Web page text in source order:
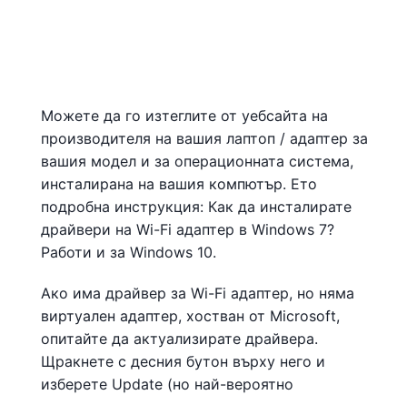
Можете да го изтеглите от уебсайта на
производителя на вашия лаптоп / адаптер за
вашия модел и за операционната система,
инсталирана на вашия компютър. Ето
подробна инструкция: Как да инсталирате
драйвери на Wi-Fi адаптер в Windows 7?
Работи и за Windows 10.
Ако има драйвер за Wi-Fi адаптер, но няма
виртуален адаптер, хостван от Microsoft,
опитайте да актуализирате драйвера.
Щракнете с десния бутон върху него и
изберете Update (но най-вероятно